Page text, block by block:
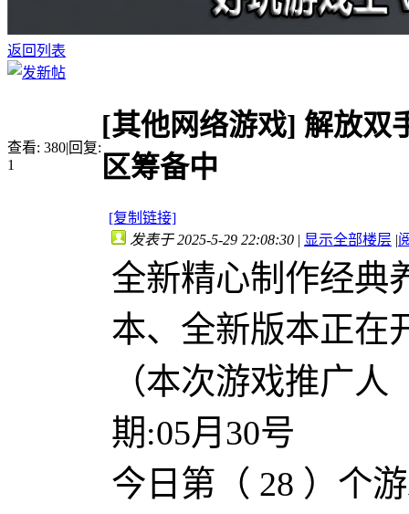
返回列表
查看: 380|回复:
1
[其他网络游戏] 解放双
区筹备中
[复制链接]
发表于 2025-5-29 22:08:30 | 显示全部楼层 |
全新精心制作经典
本、全新版本正在
（本次游戏推广人
期:05月30号
今日第（ 28 ）个